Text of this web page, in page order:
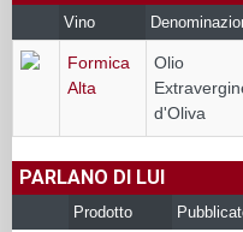
Vino
Formica
Alta
Olio
d'Oliva
PARLANO DI LUI
Prodotto